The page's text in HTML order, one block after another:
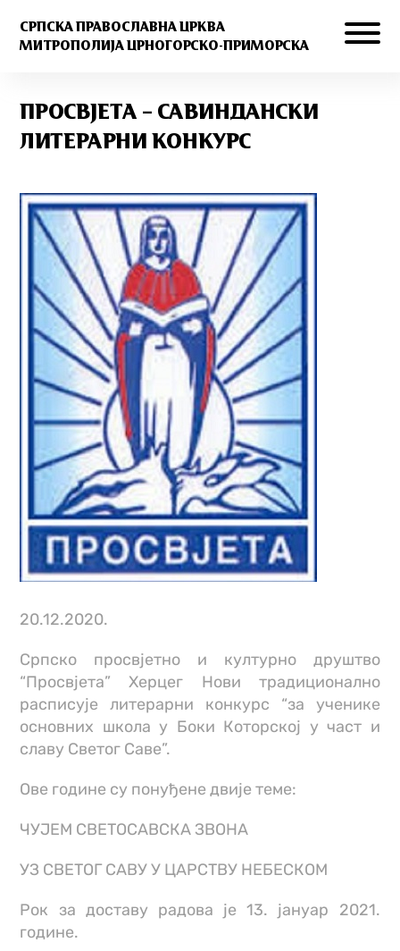
СРПСКА ПРАВОСЛАВНА ЦРКВА
МИТРОПОЛИЈА ЦРНОГОРСКО-ПРИМОРСКА
ПРОСВЈЕТА – САВИНДАНСКИ
ЛИТЕРАРНИ КОНКУРС
20.12.2020.
Српско просвјетно и културно друштво
“Просвјета” Херцег Нови традиционално
расписује литерарни конкурс “за ученике
основних школа у Боки Которској у част и
славу Светог Саве”.
Ове године су понуђене двије теме:
ЧУЈЕМ СВЕТОСАВСКА ЗВОНА
УЗ СВЕТОГ САВУ У ЦАРСТВУ НЕБЕСКОМ
Рок за доставу радова је 13. јануар 2021.
године.